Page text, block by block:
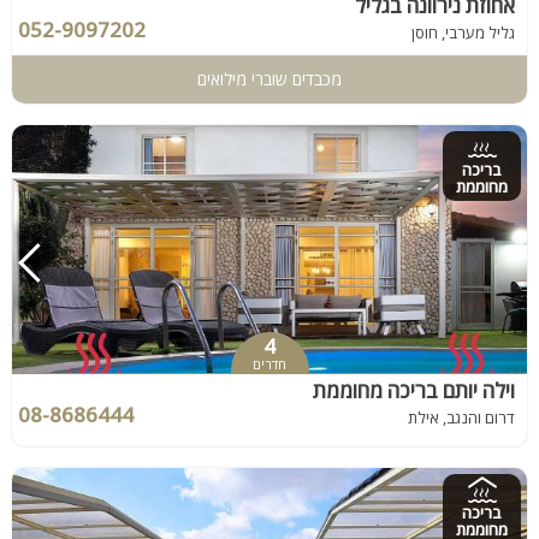
גליל מערבי, חוסן 052-9097202
מכבדים שוברי מילואים
בריכה
מחוממת
4
חדרים
וילה יותם בריכה מחוממת
דרום והנגב, אילת 08-8686444
בריכה
מחוממת